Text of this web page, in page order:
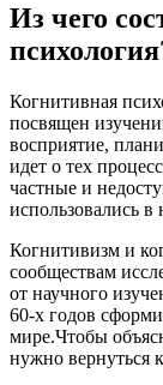
Из чего
Когнитивная
посвящен
восприятие,
идет о тех
частные и
использовались в
Когнитивизм и
сообществам
от научного
60-х годов
мире.Чтобы
нужно вернуться